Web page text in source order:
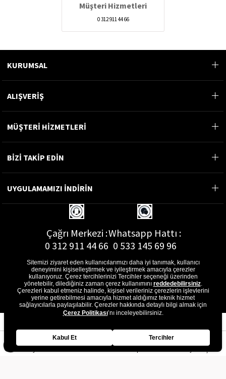
Müşteri Hizmetleri
0 312 911 44 66
KURUMSAL
ALIŞVERİŞ
MÜŞTERİ HİZMETLERİ
BİZİ TAKİP EDİN
UYGULAMAMIZI İNDİRİN
Çağrı Merkezi :
0 312 911 44 66
Whatsapp Hattı :
0 533 145 69 96
E-Posta Adresi :
musterihizmetleri@gon.com.tr
Sitemizi ziyaret eden kullanıcılarımızı daha iyi tanımak, kullanıcı
deneyimini kişiselleştirmek ve iyileştirmek amacıyla çerezler
kullanıyoruz. Çerez tercihlerinizi Tercihler seçeneği üzerinden
yönetebilir, dilediğiniz zaman çerez kullanımını reddedebilirsiniz.
Çerezleri kabul etmeniz halinde, kişisel verileriniz çerezlerin işlevlerini
yerine getirebilmesi amacıyla hizmet aldığımız teknik hizmet
sağlayıcılarla paylaşılabilir. Çerezler hakkında detaylı bilgi almak için
Çerez Politikası’nı inceleyebilirsiniz.
Kabul Et Tercihler